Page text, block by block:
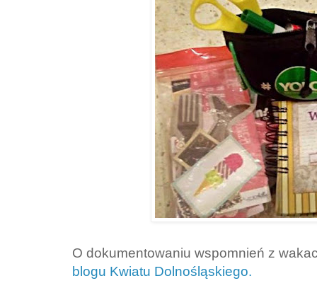
O dokumentowaniu wspomnień z
blogu Kwiatu Dolnośląskiego.